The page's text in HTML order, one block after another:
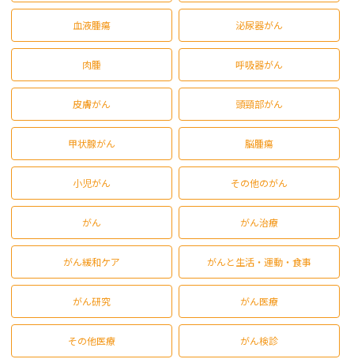
血液腫瘍 泌尿器がん
肉腫 呼吸器がん
皮膚がん 頭頸部がん
甲状腺がん 脳腫瘍
小児がん その他のがん
がん がん治療
がん緩和ケア がんと生活・運動・食事
がん研究 がん医療
その他医療 がん検診